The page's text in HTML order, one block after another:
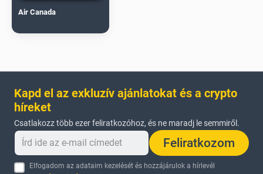
Air Canada
Kapd el az exkluzív ajánlatokat és a crypto
híreket
Csatlakozz több ezer feliratkozóhoz, és ne maradj le semmiről.
Feliratkozom
Elfogadom az adataim kezelését és hozzájárulok a hírlevél